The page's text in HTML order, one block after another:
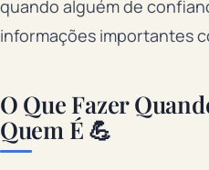
quando alguém de
informações importantes
O Que Fazer
Quem É 💪